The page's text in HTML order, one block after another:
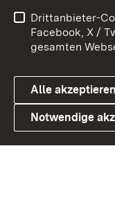
Link zum
Barrierefreiheit
Cookies
Drittanbieter-
Facebook, X /
gesamten
Alle akzeptieren
Notwendige